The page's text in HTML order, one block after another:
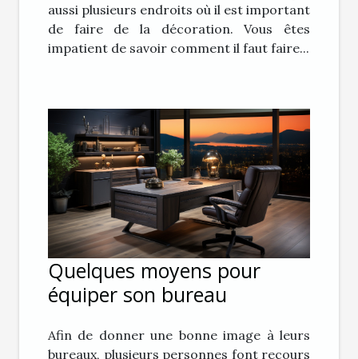
aussi plusieurs endroits où il est important
de faire de la décoration. Vous êtes
impatient de savoir comment il faut faire...
Quelques moyens pour
équiper son bureau
Afin de donner une bonne image à leurs
bureaux, plusieurs personnes font recours